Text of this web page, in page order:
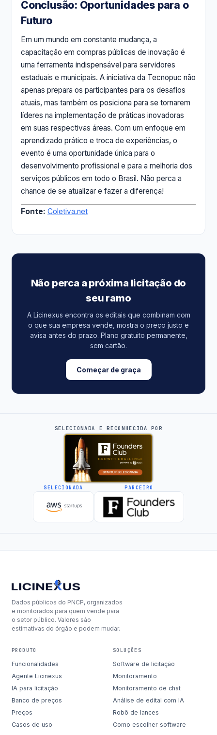
Conclusão: Oportunidades para o
Futuro
Em um mundo em constante mudança, a
capacitação em compras públicas de inovação é
uma ferramenta indispensável para servidores
estaduais e municipais. A iniciativa da Tecnopuc não
apenas prepara os participantes para os desafios
atuais, mas também os posiciona para se tornarem
líderes na implementação de práticas inovadoras
em suas respectivas áreas. Com um enfoque em
aprendizado prático e troca de experiências, o
evento é uma oportunidade única para o
desenvolvimento profissional e para a melhoria dos
serviços públicos em todo o Brasil. Não perca a
chance de se atualizar e fazer a diferença!
Fonte: Coletiva.net
Não perca a próxima licitação do
seu ramo
A Licinexus encontra os editais que combinam com
o que sua empresa vende, mostra o preço justo e
avisa antes do prazo. Plano gratuito permanente,
sem cartão.
Começar de graça
SELECIONADA E RECONHECIDA POR
SELECIONADA PARCEIRO
Dados públicos do PNCP, organizados
e monitorados para quem vende para
o setor público. Valores são
estimativas do órgão e podem mudar.
PRODUTO
Funcionalidades
Agente Licinexus
IA para licitação
Banco de preços
Preços
Casos de uso
SOLUÇÕES
Software de licitação
Monitoramento
Monitoramento de chat
Análise de edital com IA
Robô de lances
Como escolher software